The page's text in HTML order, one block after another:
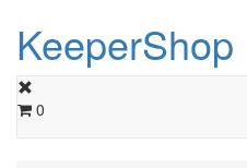
KeeperShop
0